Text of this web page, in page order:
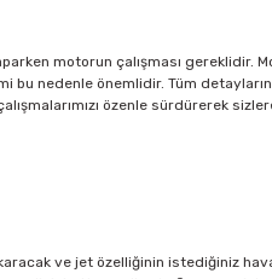
motorun çalışması gereklidir.
bu nedenle önemlidir. Tüm
özenle sürdürerek
ve jet özelliğinin istediğiniz